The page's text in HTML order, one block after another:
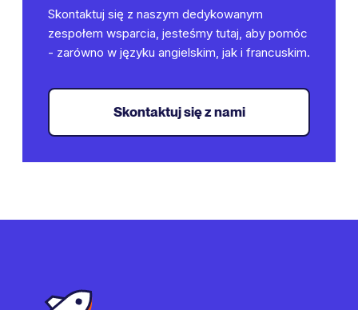
Skontaktuj się z naszym dedykowanym
zespołem wsparcia, jesteśmy tutaj, aby pomóc
- zarówno w języku angielskim, jak i francuskim.
Skontaktuj się z nami